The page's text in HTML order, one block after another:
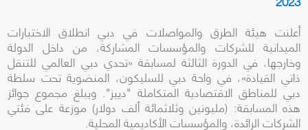
أعلنت هيئة الطرق والمواصلات في دبي انطلاق الاختبارات
الميدانية للشركات والمؤسسات المشاركة، من داخل الدولة
وخارجها، في الدورة الثالثة لمسابقة «تحدي دبي العالمي للتنقل
ذاتي القيادة»، في واحة دبي للسليكون، المنضوية تحت سلطة
دبي للمناطق الاقتصادية المتكاملة "دييز". ويبلغ مجموع جوائز
هذه المسابقة: (مليونين وثلاثمائة ألف دولار) موزعة على فئتي
الشركات الرائدة، والمؤسسات الأكاديمية المحلية.